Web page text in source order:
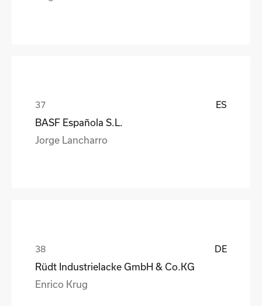
ES
BASF Española S.L.
Jorge Lancharro
DE
Rüdt Industrielacke GmbH & Co.KG
Enrico Krug